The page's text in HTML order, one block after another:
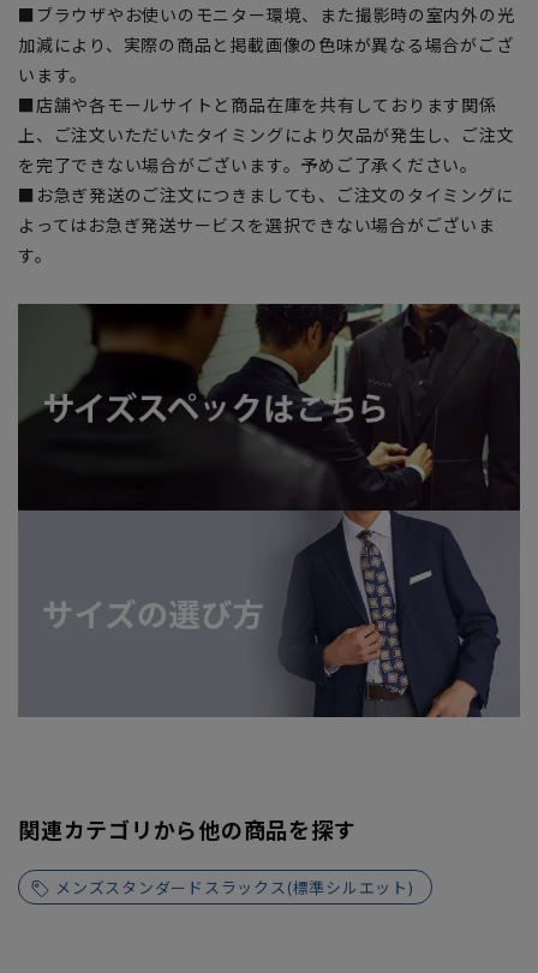
■ブラウザやお使いのモニター環境、また撮影時の室内外の光
加減により、実際の商品と掲載画像の色味が異なる場合がござ
います。
■店舗や各モールサイトと商品在庫を共有しております関係
上、ご注文いただいたタイミングにより欠品が発生し、ご注文
を完了できない場合がございます。予めご了承ください。
■お急ぎ発送のご注文につきましても、ご注文のタイミングに
よってはお急ぎ発送サービスを選択できない場合がございま
す。
関連カテゴリから他の商品を探す
メンズスタンダードスラックス(標準シルエット)